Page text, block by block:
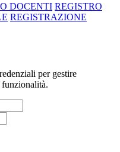
DOCENTI REGISTRO
REGISTRAZIONE
per gestire